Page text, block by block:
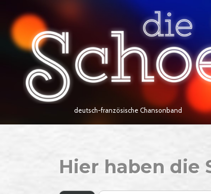
Home
deutsch-französische Chansonband
Hier haben die